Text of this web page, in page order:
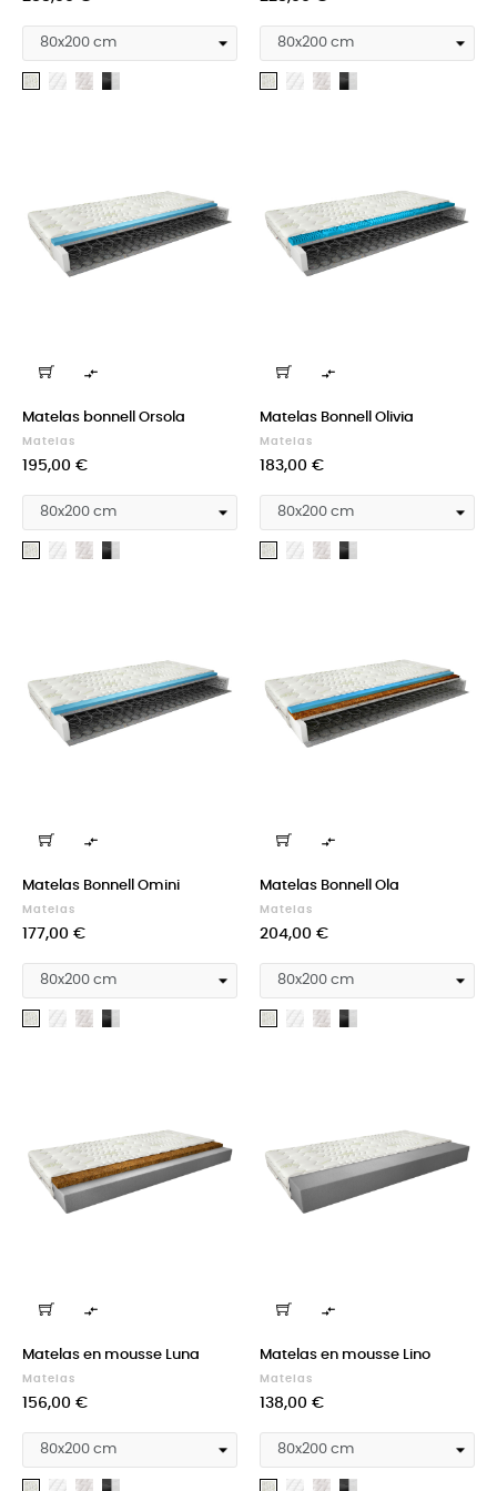
Aloevera
Medicott
Silk Cashmere
Aloevera
Medicott
Silk Cashmere

Matelas bonnell Orsola
Matelas
Prix
195,00 €
Aloevera
Medicott
Silk Cashmere

Matelas Bonnell Olivia
Matelas
Prix
183,00 €
Aloevera
Medicott
Silk Cashmere

Matelas Bonnell Omini
Matelas
Prix
177,00 €
Aloevera
Medicott
Silk Cashmere

Matelas Bonnell Ola
Matelas
Prix
204,00 €
Aloevera
Medicott
Silk Cashmere

Matelas en mousse Luna
Matelas
Prix
156,00 €
Medicott
Silk Cashmere

Matelas en mousse Lino
Matelas
Prix
138,00 €
Medicott
Silk Cashmere